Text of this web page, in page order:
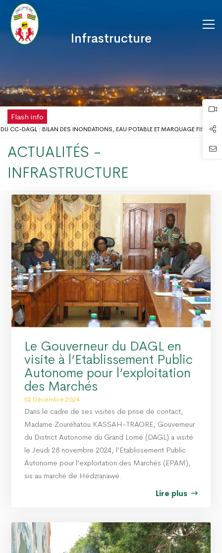
Infrastructure
Flash info
CC-DAGL : BILAN DES INONDATIONS, EAU POTABLE ET MARQUAGE FISCAL
DISPOSE DÉSORMAIS D'UNE ANTENNE RÉGIONALE DE LA CHAMBRE DE
PROBLÈMES D’INONDATIONS DANS LE GRAND LOMÉ : L’ENTRÉE EN SCÈNE DU
D’INONDATION DANS LE GRAND LOMÉ : VERS UNE SYNERGIE
DU DAGL A PRIS PART AU LANCEMENT DE LA CAMPAGNE DE VACCINATION
PROPRE » : LE DAGL SUPPRIME UN DÉPOTOIR SAUVAGE DANS LA
DU PEUL III : DES ÉQUIPEMENTS SPORTIFS OFFERTS AUX COMMUNES DU
ACTUALITÉS -
INFRASTRUCTURE
Le Gouverneur du DAGL en
visite à l’Etablissement Public
Autonome pour l’exploitation
des Marchés
02 Décembre 2024
Dans le cadre de ses visites de prise de contact,
Madame Zouréhatou KASSAH-TRAORE, Gouverneur
du District Autonome du Grand Lomé (DAGL) a visité
le Jeudi 28 novembre 2024, l’Etablissement Public
Autonome pour l’exploitation des Marchés (EPAM),
sis au marché de Hédzranawé.
Lire plus